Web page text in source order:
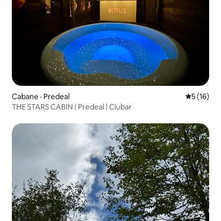
Cabane · Predeal Note
5 (16)
THE STARS CABIN | Predeal | Ciubar